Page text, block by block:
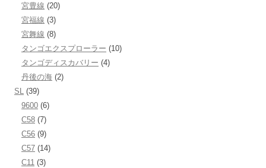
宮豊線 (20)
宮福線 (3)
宮舞線 (8)
タンゴエクスプローラー (10)
タンゴディスカバリー (4)
丹後の海 (2)
SL (39)
9600 (6)
C58 (7)
C56 (9)
C57 (14)
C11 (3)